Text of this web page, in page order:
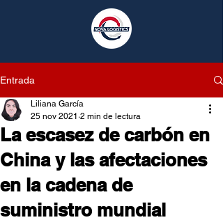
Entrada
La escasez de carbón en
China y las afectaciones
en la cadena de
suministro mundial
Liliana García
25 nov 2021 2 min de lectura